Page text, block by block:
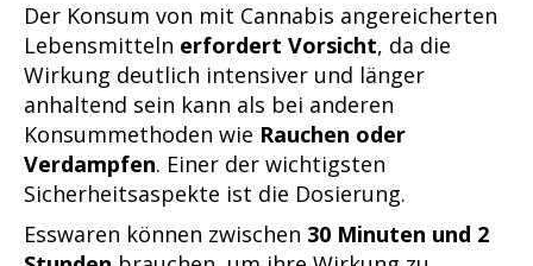
Der Konsum von mit Cannabis angereicherten
Lebensmitteln erfordert Vorsicht, da die
Wirkung deutlich intensiver und länger
anhaltend sein kann als bei anderen
Konsummethoden wie Rauchen oder
Verdampfen. Einer der wichtigsten
Sicherheitsaspekte ist die Dosierung.
Esswaren können zwischen 30 Minuten und 2